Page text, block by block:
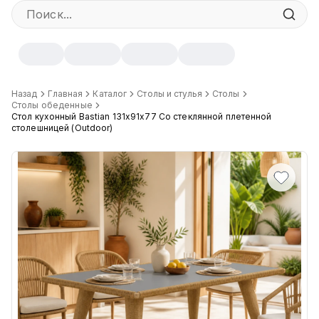
Описание товара
Стол Bastian создан для кухни и террасы: прочные ножки с
Характеристики
Ширина:91 см
Глубина:131 см
Цвет:38Z, 5045Z, 7045Z, 45Z, 8888Z
Назад Главная Каталог Столы и стулья
Столы
Столы обеденные
Стол кухонный Bastian 131х91х77 Со стеклянной плетенной
столешницей (Outdoor)